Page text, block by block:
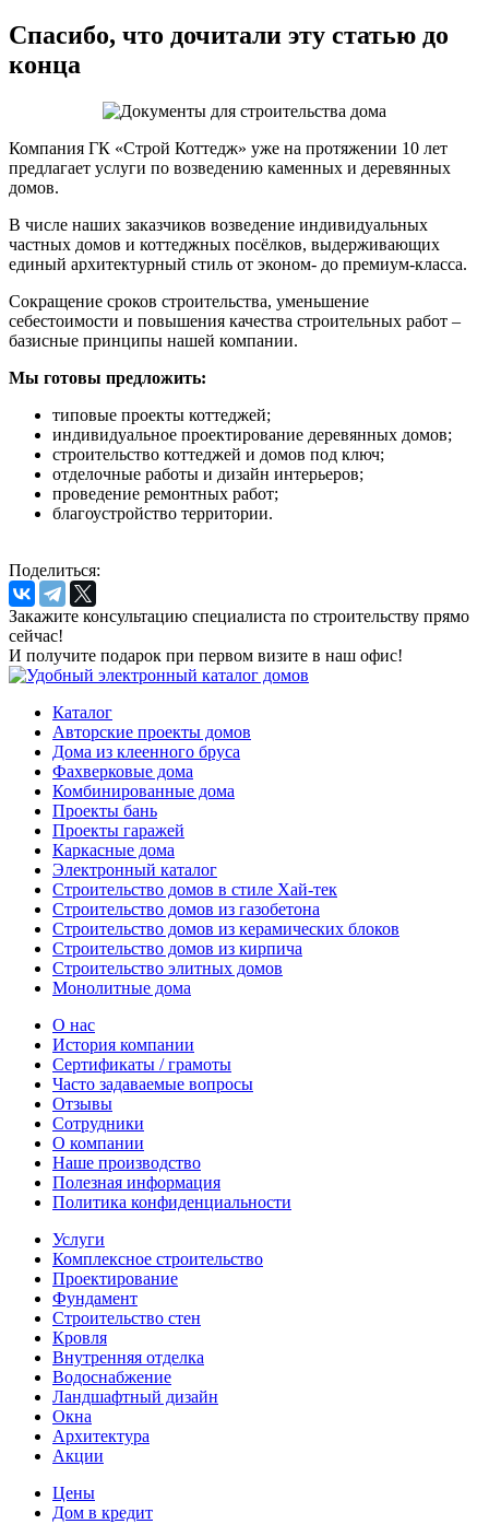
Спасибо, что дочитали эту статью до
конца
Компания ГК «Строй Коттедж» уже на протяжении 10 лет
предлагает услуги по возведению каменных и деревянных
домов.
В числе наших заказчиков возведение индивидуальных
частных домов и коттеджных посёлков, выдерживающих
единый архитектурный стиль от эконом- до премиум-класса.
Сокращение сроков строительства, уменьшение
себестоимости и повышения качества строительных работ –
базисные принципы нашей компании.
Мы готовы предложить:
типовые проекты коттеджей;
индивидуальное проектирование деревянных домов;
строительство коттеджей и домов под ключ;
отделочные работы и дизайн интерьеров;
проведение ремонтных работ;
благоустройство территории.
Поделиться:
Закажите консультацию специалиста по строительству прямо
сейчас!
И получите подарок при первом визите в наш офис!
Каталог
Авторские проекты домов
Дома из клеенного бруса
Фахверковые дома
Комбинированные дома
Проекты бань
Проекты гаражей
Каркасные дома
Электронный каталог
Строительство домов в стиле Хай-тек
Строительство домов из газобетона
Строительство домов из керамических блоков
Строительство домов из кирпича
Строительство элитных домов
Монолитные дома
О нас
История компании
Сертификаты / грамоты
Часто задаваемые вопросы
Отзывы
Сотрудники
О компании
Наше производство
Полезная информация
Политика конфиденциальности
Услуги
Комплексное строительство
Проектирование
Фундамент
Строительство стен
Кровля
Внутренняя отделка
Водоснабжение
Ландшафтный дизайн
Окна
Архитектура
Акции
Цены
Дом в кредит